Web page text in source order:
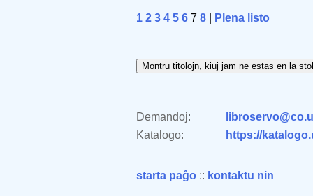
1 2 3 4 5 6 7 8 Plena listo
Demandoj:
Katalogo:
https://
starta paĝo :: kontaktu nin